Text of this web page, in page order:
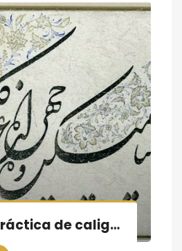
Muestra práctica de caligrafía persa, sesión VII